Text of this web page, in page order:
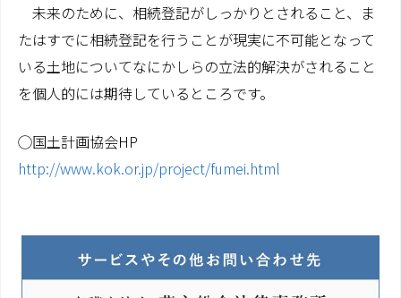
未来のために、相続登記がしっかりとされること、ま
たはすでに相続登記を行うことが現実に不可能となって
いる土地についてなにかしらの立法的解決がされること
を個人的には期待しているところです。
◯国土計画協会HP
http://www.kok.or.jp/project/fumei.html